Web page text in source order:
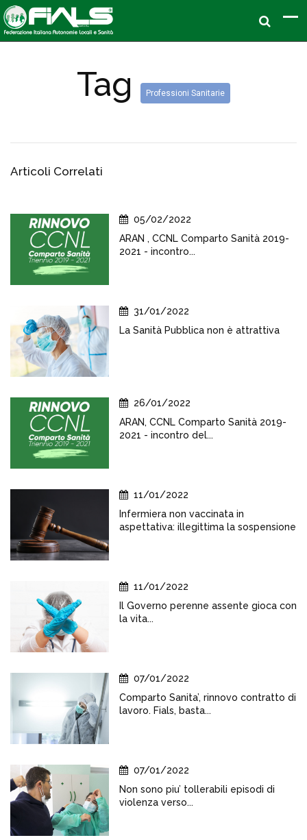
Tag Professioni Sanitarie
Articoli Correlati
05/02/2022
ARAN , CCNL Comparto Sanità 2019-
2021 - incontro...
31/01/2022
La Sanità Pubblica non è attrattiva
26/01/2022
ARAN, CCNL Comparto Sanità 2019-
2021 - incontro del...
11/01/2022
Infermiera non vaccinata in
aspettativa: illegittima la sospensione
11/01/2022
Il Governo perenne assente gioca con
la vita...
07/01/2022
Comparto Sanita’, rinnovo contratto di
lavoro. Fials, basta...
07/01/2022
Non sono piu’ tollerabili episodi di
violenza verso...